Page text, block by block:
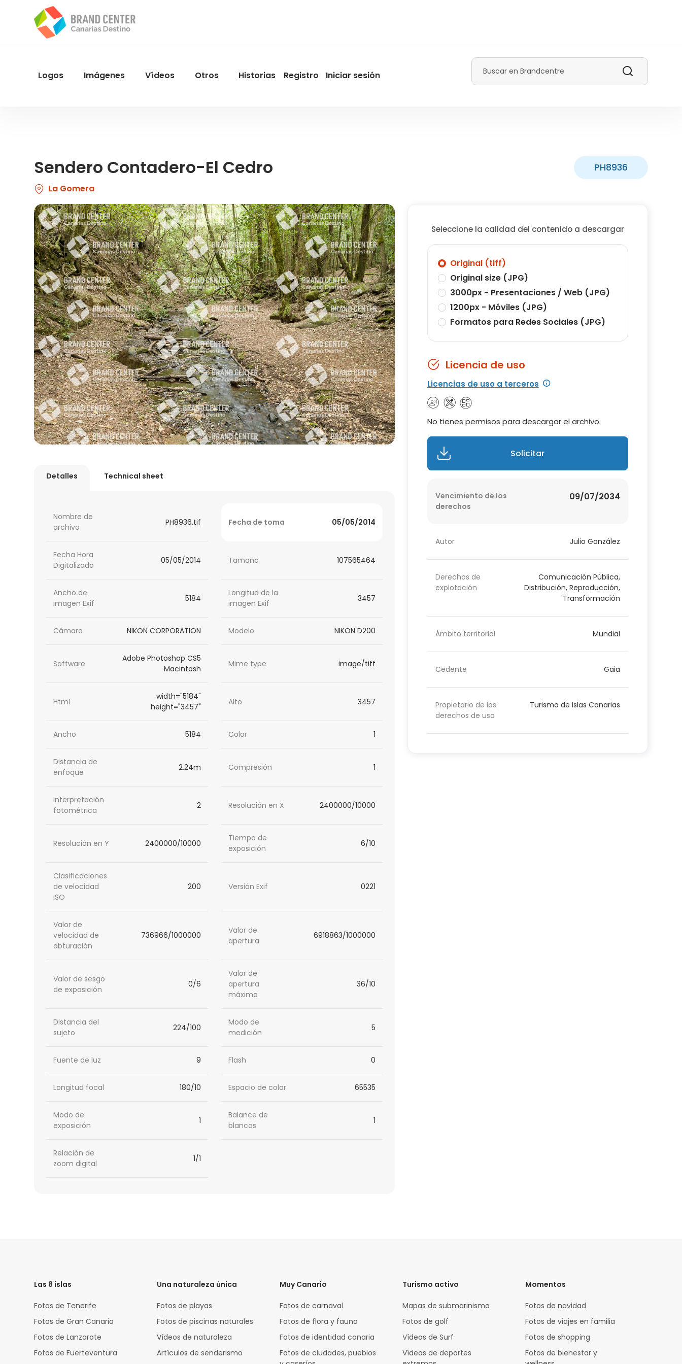
contenido
Menu
Logos Imágenes Vídeos Otros Historias
User
Registro Iniciar sesión
Buscar
Sendero Contadero-El Cedro PH8936
La Gomera
Detalles Technical sheet
Nombre de
archivo
PH8936.tif Fecha de toma 05/05/2014
Fecha Hora
Digitalizado
05/05/2014 Tamaño 107565464
Ancho de
imagen Exif
5184
Longitud de la
imagen Exif
3457
Cámara NIKON CORPORATION Modelo NIKON D200
Software
Adobe Photoshop CS5
Macintosh
Mime type image/tiff
Html
width="5184"
height="3457"
Alto 3457
Ancho 5184 Color 1
Distancia de
enfoque
2.24m Compresión 1
Interpretación
fotométrica
2 Resolución en X 2400000/10000
Resolución en Y 2400000/10000
Tiempo de
exposición
6/10
Clasificaciones
de velocidad
ISO
200 Versión Exif 0221
Valor de
velocidad de
obturación
736966/1000000
Valor de
apertura
6918863/1000000
Valor de sesgo
de exposición
0/6
Valor de
apertura
máxima
36/10
Distancia del
sujeto
224/100
Modo de
medición
5
Fuente de luz 9 Flash 0
Longitud focal 180/10 Espacio de color 65535
Modo de
exposición
1
Balance de
blancos
1
Relación de
zoom digital
1/1
Seleccione la calidad del contenido a descargar
Original (tiff)
Original size (JPG)
3000px - Presentaciones / Web (JPG)
1200px - Móviles (JPG)
Formatos para Redes Sociales (JPG)
Licencia de uso
Licencias de uso a terceros
No tienes permisos para descargar el archivo.
Solicitar
Vencimiento de los
derechos
09/07/2034
Autor Julio González
Derechos de
explotación
Comunicación Pública,
Distribución, Reproducción,
Transformación
Ámbito territorial Mundial
Cedente Gaia
Propietario de los
derechos de uso
Turismo de Islas Canarias
Las 8 islas
Fotos de Tenerife
Fotos de Gran Canaria
Fotos de Lanzarote
Fotos de Fuerteventura
Una naturaleza única
Fotos de playas
Fotos de piscinas naturales
Vídeos de naturaleza
Artículos de senderismo
Muy Canario
Fotos de carnaval
Fotos de flora y fauna
Fotos de identidad canaria
Fotos de ciudades, pueblos
Turismo activo
Mapas de submarinismo
Fotos de golf
Vídeos de Surf
Vídeos de deportes
Momentos
Fotos de navidad
Fotos de viajes en familia
Fotos de shopping
Fotos de bienestar y